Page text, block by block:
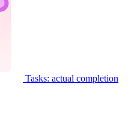
Tasks: actual completion